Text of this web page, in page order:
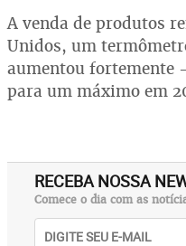
A venda de produtos
Unidos, um
aumentou fortemente
para um máximo em
RECEBA NOSSA
Comece o dia com as